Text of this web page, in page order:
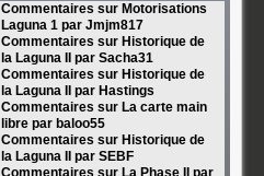
Commentaires sur Motorisations
Laguna 1 par Jmjm817
Commentaires sur Historique de
la Laguna II par Sacha31
Commentaires sur Historique de
la Laguna II par Hastings
Commentaires sur La carte main
libre par baloo55
Commentaires sur Historique de
la Laguna II par SEBF
Commentaires sur La Phase II par